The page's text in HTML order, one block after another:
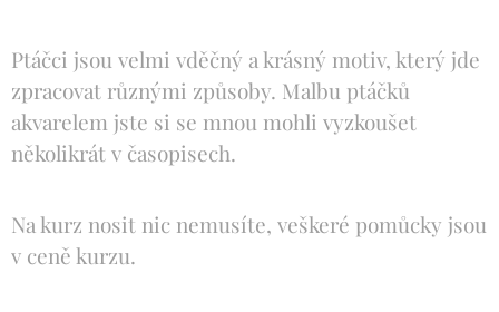
Ptáčci jsou velmi vděčný a krásný motiv, který jde
zpracovat různými způsoby. Malbu ptáčků
akvarelem jste si se mnou mohli vyzkoušet
několikrát v časopisech.
Na kurz nosit nic nemusíte, veškeré pomůcky jsou
v ceně kurzu.